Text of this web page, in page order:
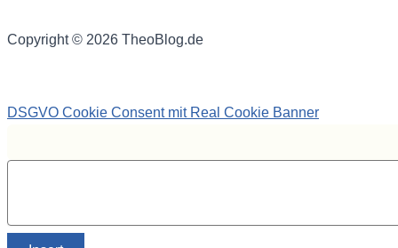
Copyright © 2026 TheoBlog.de
DSGVO Cookie Consent mit Real Cookie Banner